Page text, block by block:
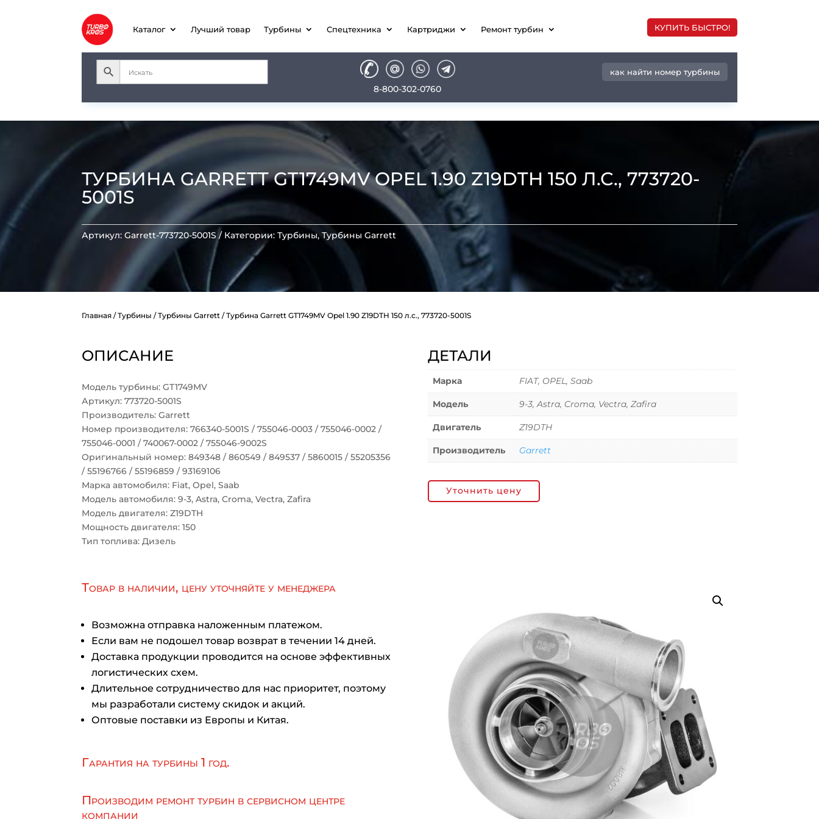
Каталог Лучший товар Турбины Спецтехника Картриджи Ремонт турбин КУПИТЬ БЫСТРО!
8-800-302-0760
как найти номер турбины
ТУРБИНА GARRETT GT1749MV OPEL 1.90 Z19DTH 150 Л.С., 773720-
5001S
Артикул:Garrett-773720-5001S Категории:Турбины,Турбины Garrett
Главная /Турбины /Турбины Garrett / Турбина Garrett GT1749MV Opel 1.90 Z19DTH 150 л.с., 773720-5001S
ОПИСАНИЕ
Модель турбины: GT1749MV
Артикул: 773720-5001S
Производитель: Garrett
Номер производителя: 766340-5001S / 755046-0003 / 755046-0002 /
755046-0001 / 740067-0002 / 755046-9002S
Оригинальный номер: 849348 / 860549 / 849537 / 5860015 / 55205356
/ 55196766 / 55196859 / 93169106
Марка автомобиля: Fiat, Opel, Saab
Модель автомобиля: 9-3, Astra, Croma, Vectra, Zafira
Модель двигателя: Z19DTH
Мощность двигателя: 150
Тип топлива: Дизель
ДЕТАЛИ
Марка FIAT, OPEL, Saab
Модель 9-3, Astra, Croma, Vectra, Zafira
Двигатель Z19DTH
Производитель Garrett
Уточнить цену
Товар в наличии, цену уточняйте у менеджера
Возможна отправка наложенным платежом.
Если вам не подошел товар возврат в течении 14 дней.
Доставка продукции проводится на основе эффективных
логистических схем.
Длительное сотрудничество для нас приоритет, поэтому
мы разработали систему скидок и акций.
Оптовые поставки из Европы и Китая.
Гарантия на турбины 1 год.
Производим ремонт турбин в сервисном центре
компании